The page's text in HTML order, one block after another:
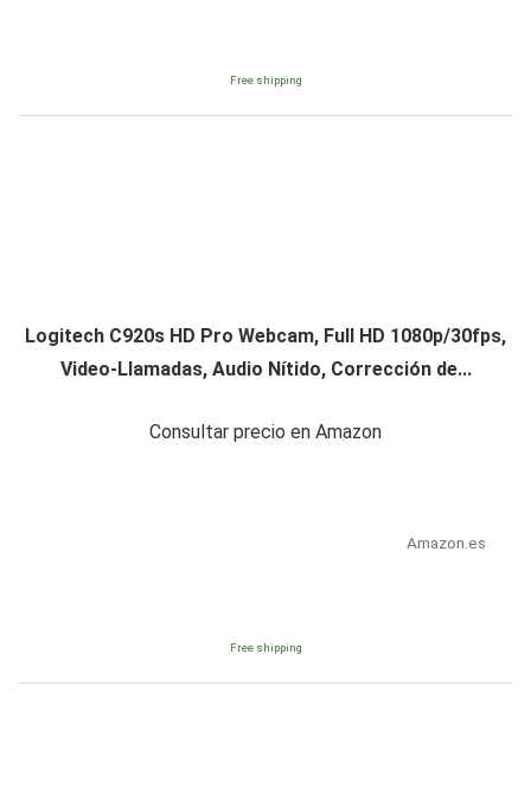
Free shipping
Logitech C920s HD Pro Webcam, Full HD 1080p/30fps,
Video-Llamadas, Audio Nítido, Corrección de...
Consultar precio en Amazon
Amazon.es
Free shipping